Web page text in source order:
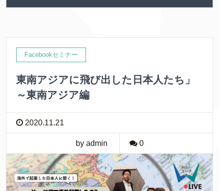
Facebookセミナー
東南アジアに飛び出した日本人たち」
～東南アジア編
2020.11.21
by admin 0